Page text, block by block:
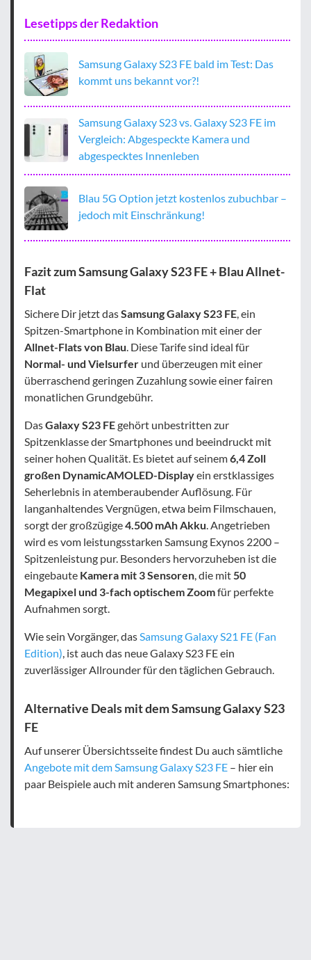
Lesetipps der Redaktion
Samsung Galaxy S23 FE bald im Test: Das
kommt uns bekannt vor?!
Samsung Galaxy S23 vs. Galaxy S23 FE im
Vergleich: Abgespeckte Kamera und
abgespecktes Innenleben
Blau 5G Option jetzt kostenlos zubuchbar –
jedoch mit Einschränkung!
Fazit zum Samsung Galaxy S23 FE + Blau Allnet-
Flat
Sichere Dir jetzt dasSamsung Galaxy S23 FE, ein
Spitzen-Smartphone in Kombination mit einer der
Allnet-Flats von Blau. Diese Tarife sind ideal für
Normal- und Vielsurfer und überzeugen mit einer
überraschend geringen Zuzahlung sowie einer fairen
monatlichen Grundgebühr.
DasGalaxy S23 FEgehört unbestritten zur
Spitzenklasse der Smartphones und beeindruckt mit
seiner hohen Qualität. Es bietet auf seinem6,4 Zoll
großen DynamicAMOLED-Displayein erstklassiges
Seherlebnis in atemberaubender Auflösung. Für
langanhaltendes Vergnügen, etwa beim Filmschauen,
sorgt der großzügige4.500 mAh Akku. Angetrieben
wird es vom leistungsstarken Samsung Exynos 2200 –
Spitzenleistung pur. Besonders hervorzuheben ist die
eingebaute Kamera mit 3 Sensoren, die mit50
Megapixel und 3-fach optischem Zoomfür perfekte
Aufnahmen sorgt.
Wie sein Vorgänger, dasSamsung Galaxy S21 FE (Fan
Edition), ist auch das neue Galaxy S23 FE ein
zuverlässiger Allrounder für den täglichen Gebrauch.
Alternative Deals mit dem Samsung Galaxy S23
FE
Auf unserer Übersichtsseite findest Du auch sämtliche
Angebote mit dem Samsung Galaxy S23 FE – hier ein
paar Beispiele auch mit anderen Samsung Smartphones: